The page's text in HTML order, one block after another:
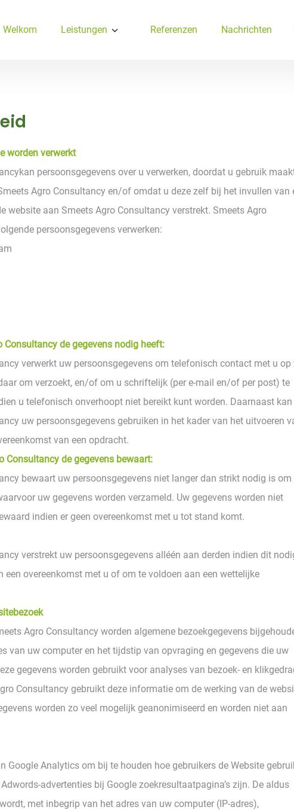
Welkom
Leistungen Referenzen Nachrichten
worden verwerkt
persoonsgegevens over u verwerken, doordat u gebruik
Agro Consultancy en/of omdat u deze zelf bij het invullen van
website aan Smeets Agro Consultancy verstrekt. Smeets Agro
persoonsgegevens verwerken:
Consultancy de gegevens nodig heeft:
verwerkt uw persoonsgegevens om telefonisch contact met u op
om verzoekt, en/of om u schriftelijk (per e-mail en/of per post) te
u telefonisch onverhoopt niet bereikt kunt worden. Daarnaast kan
uw persoonsgegevens gebruiken in het kader van het uitvoeren
van een opdracht.
Consultancy de gegevens bewaart:
bewaart uw persoonsgegevens niet langer dan strikt nodig is om
uw gegevens worden verzameld. Uw gegevens worden niet
indien er geen overeenkomst met u tot stand komt.
verstrekt uw persoonsgegevens alléén aan derden indien dit
een overeenkomst met u of om te voldoen aan een wettelijke
Agro Consultancy worden algemene bezoekgegevens
van uw computer en het tijdstip van opvraging en gegevens die uw
gegevens worden gebruikt voor analyses van bezoek- en
Consultancy gebruikt deze informatie om de werking van de
worden zo veel mogelijk geanonimiseerd en worden niet aan
Google Analytics om bij te houden hoe gebruikers de Website
advertenties bij Google zoekresultaatpagina’s zijn. De aldus
met inbegrip van het adres van uw computer (IP-adres),